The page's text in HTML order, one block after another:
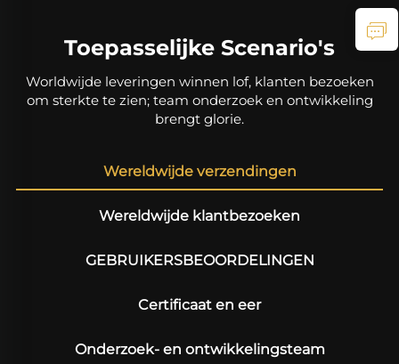
Toepasselijke Scenario's
Worldwijde leveringen winnen lof, klanten bezoeken
om sterkte te zien; team onderzoek en ontwikkeling
brengt glorie.
Wereldwijde verzendingen
Wereldwijde klantbezoeken
GEBRUIKERSBEOORDELINGEN
Certificaat en eer
Onderzoek- en ontwikkelingsteam